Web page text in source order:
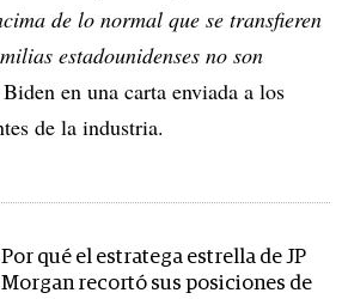
de lo normal que se transfieren
estadounidenses no son
en una carta enviada a los
de la industria.
Por qué el estratega estrella de JP
Morgan recortó sus posiciones de